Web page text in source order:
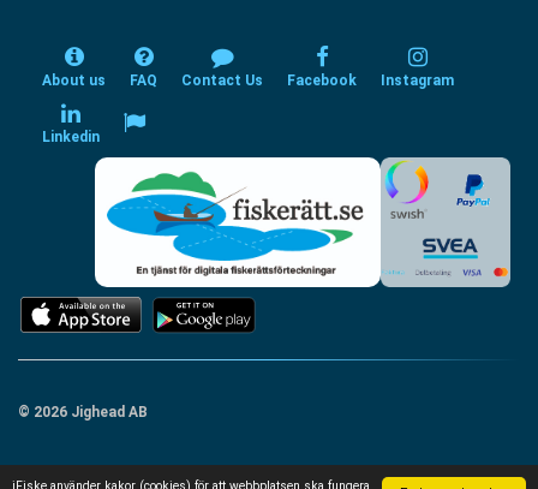
iFiske använder kakor (cookies) för att webbplatsen ska fungera
About us FAQ Contact Us Facebook Instagram
Linkedin
© 2026 Jighead AB